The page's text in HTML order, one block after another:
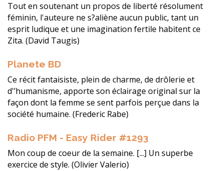
Tout en soutenant un propos de liberté résolument
féminin, l'auteure ne s?aliène aucun public, tant un
esprit ludique et une imagination fertile habitent ce
Zita. (David Taugis)
Planete BD
Ce récit fantaisiste, plein de charme, de drôlerie et
d'’humanisme, apporte son éclairage original sur la
façon dont la femme se sent parfois perçue dans la
société humaine. (Frederic Rabe)
Radio PFM - Easy Rider #1293
Mon coup de coeur de la semaine. [...] Un superbe
exercice de style. (Olivier Valerio)